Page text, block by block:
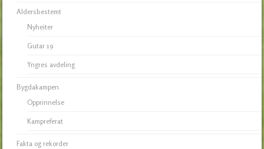
Aldersbestemt
Nyheiter
Gutar 19
Yngres avdeling
Bygdakampen
Opprinnelse
Kampreferat
Fakta og rekorder